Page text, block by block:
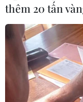
thêm 20 tấn